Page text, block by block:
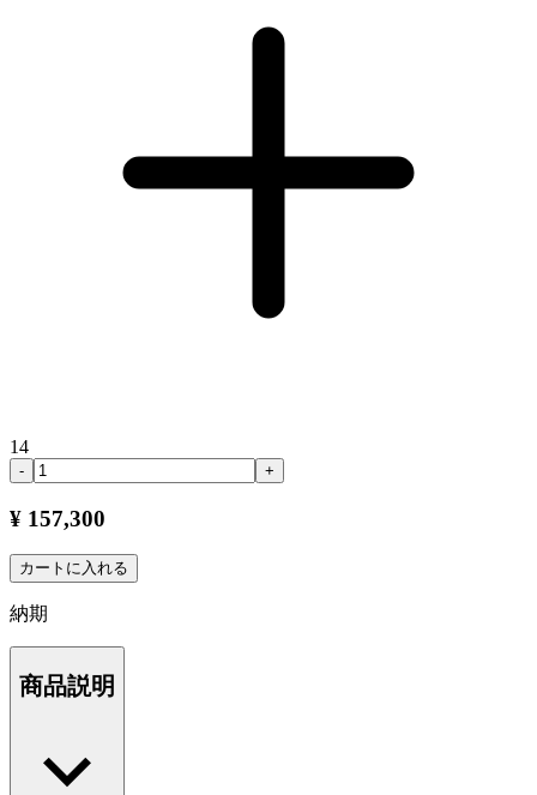
14
- +
¥ 157,300
カートに入れる
納期
商品説明